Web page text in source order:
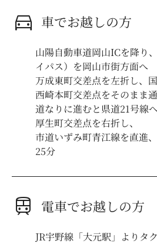
directions_car 車でお越しの方
山陽自動車道岡山ICを降り
イパス）を岡山市街方面へ
万成東町交差点を左折し、
西崎本町交差点をそのまま
道なりに進むと県道21号線
厚生町交差点を右折し、
市道いずみ町青江線を直進
25分
train 電車でお越しの方
JR宇野線「大元駅」よりタ